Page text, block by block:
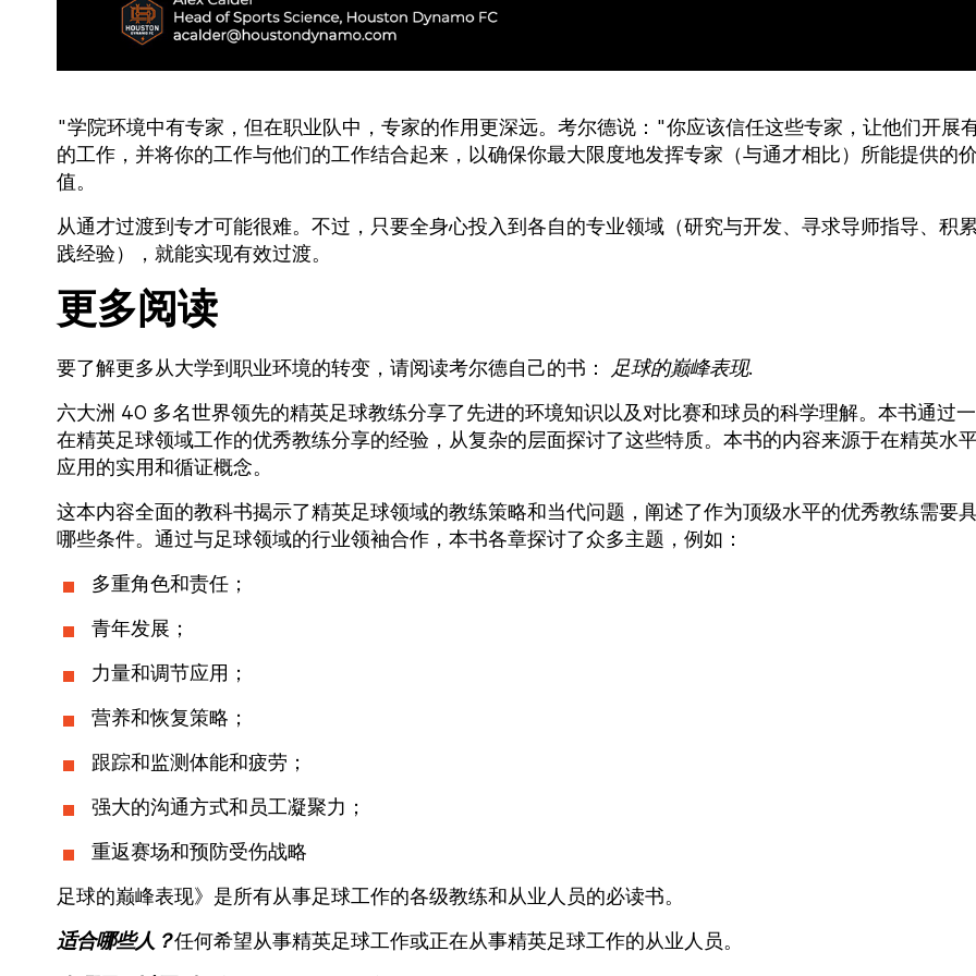
"学院环境中有专家，但在职业队中，专家的作用更深远。考尔德说："你应该信任这些专家，让他们开展
的工作，并将你的工作与他们的工作结合起来，以确保你最大限度地发挥专家（与通才相比）所能提供的
值。
从通才过渡到专才可能很难。不过，只要全身心投入到各自的专业领域（研究与开发、寻求导师指导、积
践经验），就能实现有效过渡。
更多阅读
要了解更多从大学到职业环境的转变，请阅读考尔德自己的书： 足球的巅峰表现.
六大洲 40 多名世界领先的精英足球教练分享了先进的环境知识以及对比赛和球员的科学理解。本书通过
在精英足球领域工作的优秀教练分享的经验，从复杂的层面探讨了这些特质。本书的内容来源于在精英水
应用的实用和循证概念。
这本内容全面的教科书揭示了精英足球领域的教练策略和当代问题，阐述了作为顶级水平的优秀教练需要
哪些条件。通过与足球领域的行业领袖合作，本书各章探讨了众多主题，例如：
多重角色和责任；
青年发展；
力量和调节应用；
营养和恢复策略；
跟踪和监测体能和疲劳；
强大的沟通方式和员工凝聚力；
重返赛场和预防受伤战略
足球的巅峰表现》是所有从事足球工作的各级教练和从业人员的必读书。
适合哪些人？任何希望从事精英足球工作或正在从事精英足球工作的从业人员。